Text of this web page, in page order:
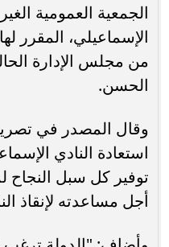
الجمعية العمومية
الإسماعيلي، المقرر
من مجلس الإدارة
الحسن.
وقال المصدر في
استعادة النادي
توفير كل سبل النجاح
أجل مساعدته لإنقاذ